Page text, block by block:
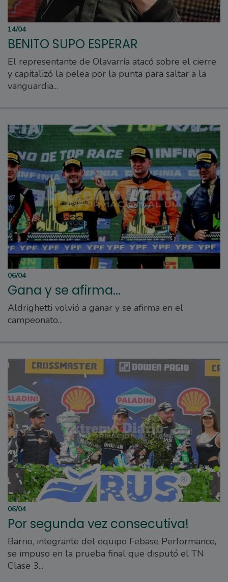
14/04
BENITO SUPO ESPERAR
El representante de Olavarría atacó sobre el cierre
y capitalizó la pelea por la punta para saltar a la
vanguardia...
06/04
Gana y se afirma...
Aldrighetti volvió a ganar y se afirma en el
campeonato...
06/04
Por segunda vez consecutiva!
Barrio, integrante del equipo Febase Performance,
se impuso en la prueba final que disputó el TN
Clase 3...